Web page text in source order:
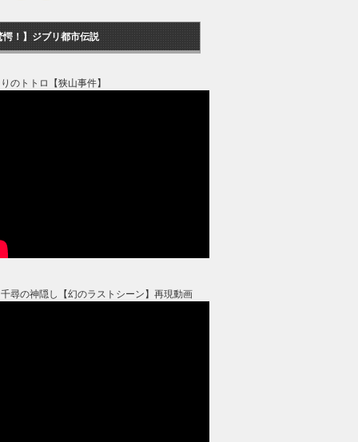
愕！】ジブリ都市伝説
のトトロ【狭山事件】
尋の神隠し【幻のラストシーン】再現動画